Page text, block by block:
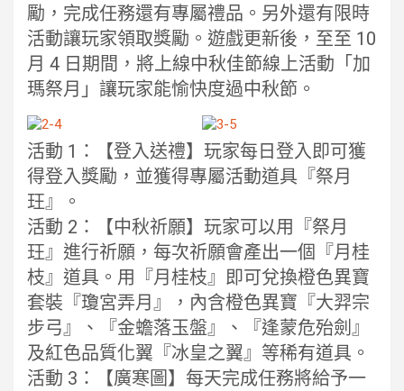
勵，完成任務還有專屬禮品。另外還有限時
活動讓玩家領取獎勵。遊戲更新後，至至 10
月 4 日期間，將上線中秋佳節線上活動「加
瑪祭月」讓玩家能愉快度過中秋節。
活動 1：【登入送禮】玩家每日登入即可獲
得登入獎勵，並獲得專屬活動道具『祭月
玨』。
活動 2：【中秋祈願】玩家可以用『祭月
玨』進行祈願，每次祈願會產出一個『月桂
枝』道具。用『月桂枝』即可兌換橙色異寶
套裝『瓊宮弄月』，內含橙色異寶『大羿宗
步弓』、『金蟾落玉盤』、『逢蒙危殆劍』
及紅色品質化翼『冰皇之翼』等稀有道具。
活動 3：【廣寒圖】每天完成任務將給予一